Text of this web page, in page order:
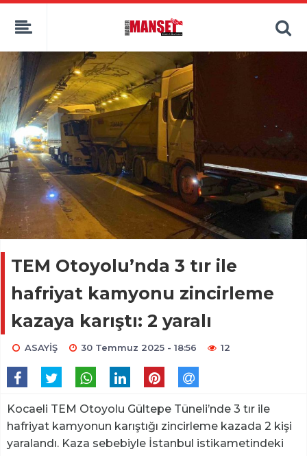
TEM Otoyolu’nda 3 tır ile
hafriyat kamyonu zincirleme
kazaya karıştı: 2 yaralı
ASAYİŞ 30 Temmuz 2025 - 18:56 12
Kocaeli TEM Otoyolu Gültepe Tüneli’nde 3 tır ile
hafriyat kamyonun karıştığı zincirleme kazada 2 kişi
yaralandı. Kaza sebebiyle İstanbul istikametindeki